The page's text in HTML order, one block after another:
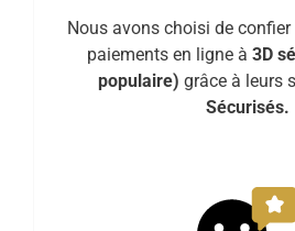
Nous avons choisi de
paiements en ligne à 3D
populaire) grâce à leurs
Sécurisés.